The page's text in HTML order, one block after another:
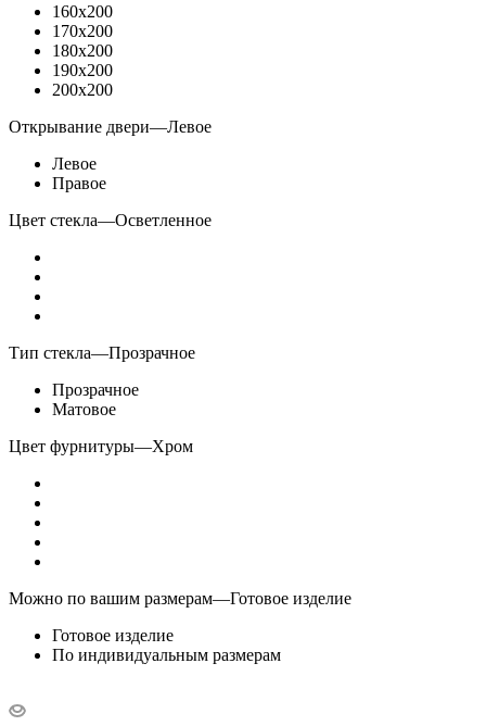
160x200
170x200
180x200
190x200
200x200
Открывание двери—Левое
Левое
Правое
Цвет стекла—Осветленное
Тип стекла—Прозрачное
Прозрачное
Матовое
Цвет фурнитуры—Хром
Можно по вашим размерам—Готовое изделие
Готовое изделие
По индивидуальным размерам